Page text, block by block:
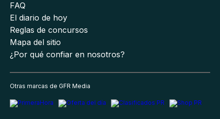
FAQ
El diario de hoy
Reglas de concursos
Mapa del sitio
¿Por qué confiar en nosotros?
Otras marcas de GFR Media